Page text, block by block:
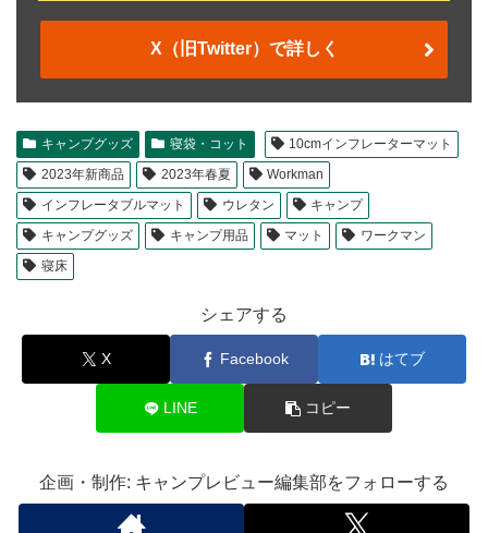
X（旧Twitter）で詳しく
キャンプグッズ 寝袋・コット
10cmインフレーターマット
2023年新商品
2023年春夏
Workman
インフレータブルマット
ウレタン
キャンプ
キャンプグッズ
キャンプ用品 マット
ワークマン
寝床
シェアする
X Facebook はてブ
LINE コピー
企画・制作: キャンプレビュー編集部をフォローする